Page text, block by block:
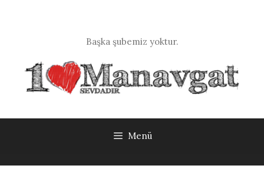
Başka şubemiz yoktur.
Menü